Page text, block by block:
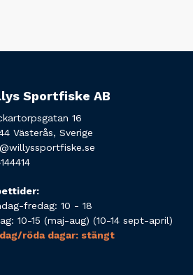
Sportfiske AB
16
Västerås, Sverige
fredag: 10 - 18
10-15 (maj-aug) (10-14 sept-april)
röda dagar: stängt